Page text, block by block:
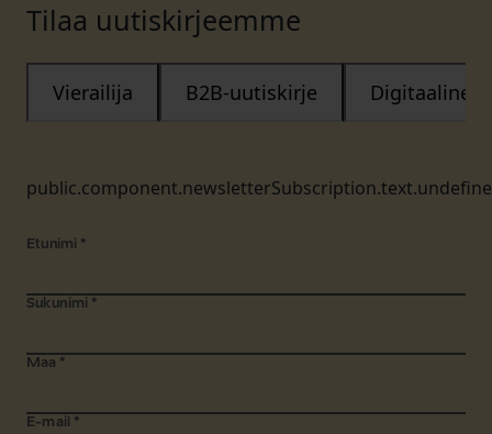
Tilaa uutiskirjeemme
Vierailija B2B-uutiskirje Digitaalinen
Etunimi *
Sukunimi *
Maa *
E-mail *